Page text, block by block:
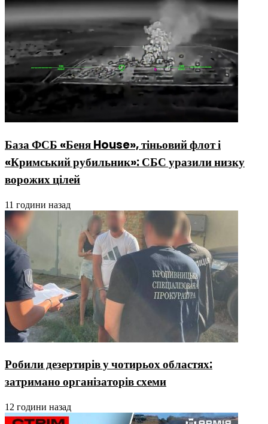
База ФСБ «Беня House», тіньовий флот і
«Кримський рубильник»: СБС уразили низку
ворожих цілей
11 години назад
Робили дезертирів у чотирьох областях:
затримано організаторів схеми
12 години назад